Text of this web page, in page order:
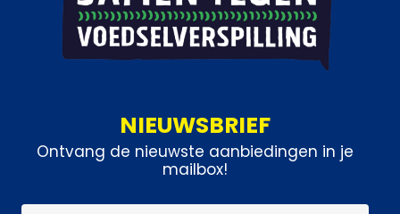
NIEUWSBRIEF
Ontvang de nieuwste aanbiedingen in je
mailbox!